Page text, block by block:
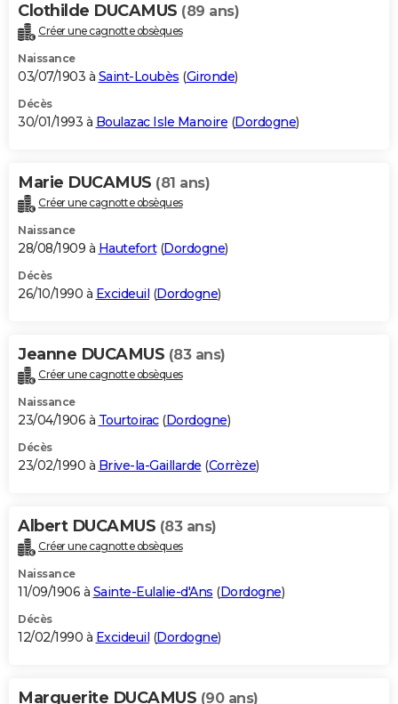
Clothilde DUCAMUS (89 ans)
Créer une cagnotte obsèques
Naissance
03/07/1903 à Saint-Loubès (Gironde)
Décès
30/01/1993 à Boulazac Isle Manoire (Dordogne)
Marie DUCAMUS (81 ans)
Créer une cagnotte obsèques
Naissance
28/08/1909 à Hautefort(Dordogne)
Décès
26/10/1990 à Excideuil (Dordogne)
Jeanne DUCAMUS (83 ans)
Créer une cagnotte obsèques
Naissance
23/04/1906 à Tourtoirac(Dordogne)
Décès
23/02/1990 à Brive-la-Gaillarde (Corrèze)
Albert DUCAMUS (83 ans)
Créer une cagnotte obsèques
Naissance
11/09/1906 à Sainte-Eulalie-d'Ans (Dordogne)
Décès
12/02/1990 à Excideuil (Dordogne)
Marguerite DUCAMUS (90 ans)